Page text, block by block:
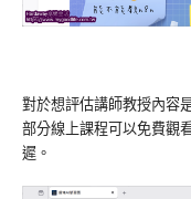
對於想評估講師教授內容
部分線上課程可以免費觀
遲。